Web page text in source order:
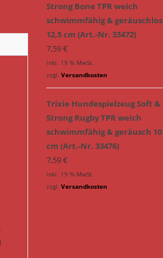
Strong Bone TPR weich
schwimmfähig & geräuschlos
12,5 cm (Art.-Nr. 33472)
7,59€
inkl. 19 % MwSt.
zzgl. Versandkosten
Trixie Hundespielzeug Soft &
Strong Rugby TPR weich
schwimmfähig & geräusch 10
cm (Art.-Nr. 33476)
7,59€
inkl. 19 % MwSt.
zzgl. Versandkosten